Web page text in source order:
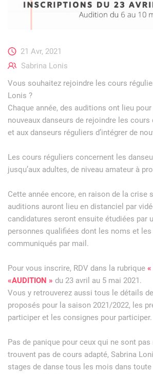
21 Avr, 2021
Sabrina Lonis
Vous souhaitez rejoindre les cours
Lonis ?
Chaque année, des auditions ont lieu
nouveaux danseurs de rejoindre les cours
et aux danseurs réguliers d’intégrer de
Les cours réguliers concernent les
jusqu’aux adultes, de niveau amateur à
Cette année encore, en raison de la crise
auditions auront lieu en distanciel par
candidatures seront ensuite étudiées par
personnes qualifiées dont les noms et
communiqués par mail.
Pour vous inscrire, RDV dans la rubrique «
«AUDITION » du 23 avril au 5 mai 2021.
Vous y retrouverez aussi tous le détails
proposés pour la saison 2021/2022, les
participer et les consignes pour participer.
Pas de panique pour ceux qui ne sont
trouvent pas de cours adapté, Sabrina
stages de danse tous les mois dans